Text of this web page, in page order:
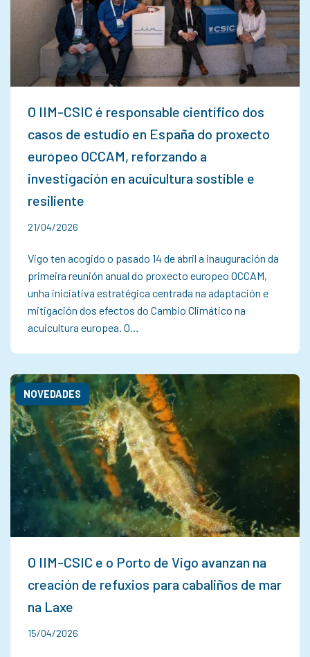
O IIM-CSIC é responsable científico dos
casos de estudio en España do proxecto
europeo OCCAM, reforzando a
investigación en acuicultura sostible e
resiliente
21/04/2026
Vigo ten acogido o pasado 14 de abril a inauguración da
primeira reunión anual do proxecto europeo OCCAM,
unha iniciativa estratégica centrada na adaptación e
mitigación dos efectos do Cambio Climático na
acuicultura europea. O…
O IIM-CSIC e o Porto de Vigo avanzan na
creación de refuxios para cabaliños de mar
na Laxe
NOVEDADES
15/04/2026